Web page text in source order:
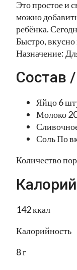
Это простое и
можно
ребёнка.
Быстро, вкусно
Назначение:
Состав
Яйцо 6
Молоко
Соль По
Количество
142 ккал
Калорийность
8 г